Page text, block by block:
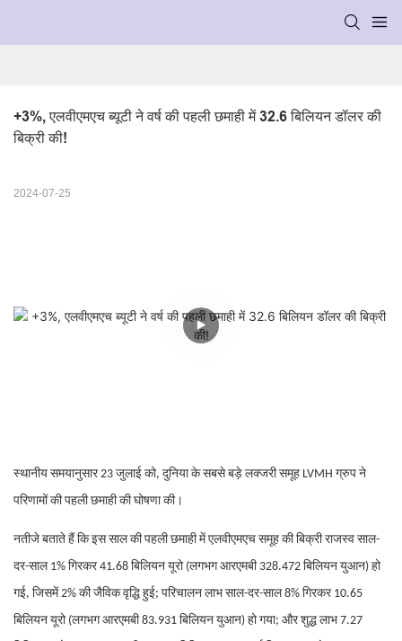
+3%, एलवीएमएच ब्यूटी ने वर्ष की पहली छमाही में 32.6 बिलियन डॉलर की
बिक्री की!
2024-07-25
स्थानीय समयानुसार 23 जुलाई को, दुनिया के सबसे बड़े लक्जरी समूह LVMH ग्रुप ने
परिणामों की पहली छमाही की घोषणा की।
नतीजे बताते हैं कि इस साल की पहली छमाही में एलवीएमएच समूह की बिक्री राजस्व साल-
दर-साल 1% गिरकर 41.68 बिलियन यूरो (लगभग आरएमबी 328.472 बिलियन युआन) हो
गई, जिसमें 2% की जैविक वृद्धि हुई; परिचालन लाभ साल-दर-साल 8% गिरकर 10.65
बिलियन यूरो (लगभग आरएमबी 83.931 बिलियन युआन) हो गया; और शुद्ध लाभ 7.27